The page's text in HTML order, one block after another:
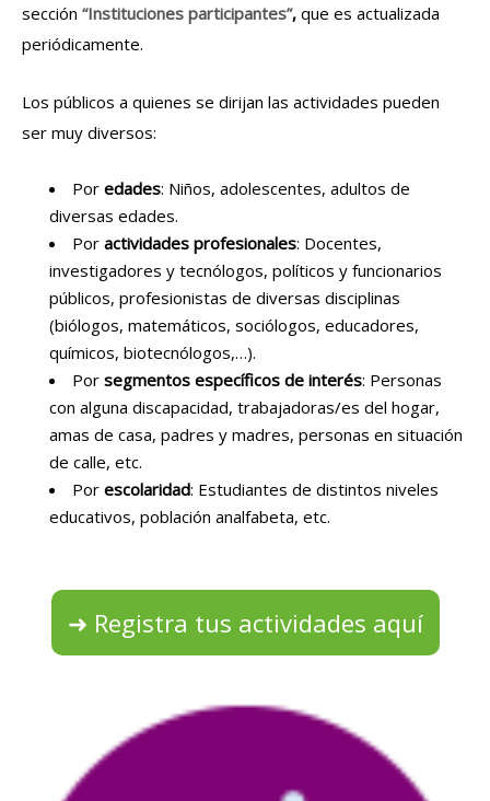
sección “Instituciones participantes”, que es actualizada
periódicamente.
Los públicos a quienes se dirijan las actividades pueden
ser muy diversos:
Por edades: Niños, adolescentes, adultos de
diversas edades.
Por actividades profesionales: Docentes,
investigadores y tecnólogos, políticos y funcionarios
públicos, profesionistas de diversas disciplinas
(biólogos, matemáticos, sociólogos, educadores,
químicos, biotecnólogos,…).
Por segmentos específicos de interés: Personas
con alguna discapacidad, trabajadoras/es del hogar,
amas de casa, padres y madres, personas en situación
de calle, etc.
Por escolaridad: Estudiantes de distintos niveles
educativos, población analfabeta, etc.
➜ Registra tus actividades aquí